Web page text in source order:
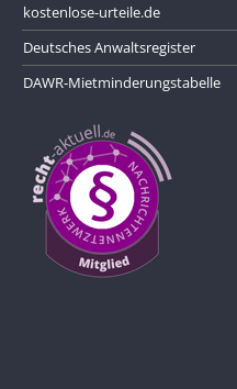
kostenlose-urteile.de
Deutsches Anwaltsregister
DAWR-Mietminderungstabelle